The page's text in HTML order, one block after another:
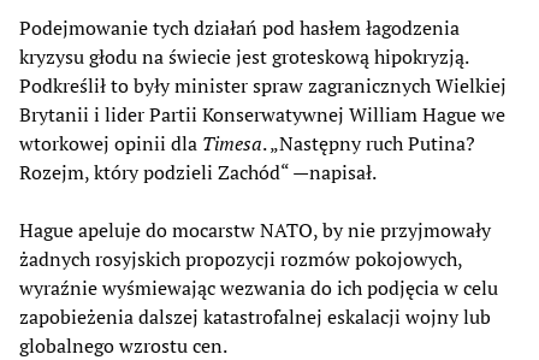
Podejmowanie tych działań pod hasłem łagodzenia
kryzysu głodu na świecie jest groteskową hipokryzją.
Podkreślił to były minister spraw zagranicznych Wielkiej
Brytanii i lider Partii Konserwatywnej William Hague we
wtorkowej opinii dla Timesa. „Następny ruch Putina?
Rozejm, który podzieli Zachód“ —napisał.
Hague apeluje do mocarstw NATO, by nie przyjmowały
żadnych rosyjskich propozycji rozmów pokojowych,
wyraźnie wyśmiewając wezwania do ich podjęcia w celu
zapobieżenia dalszej katastrofalnej eskalacji wojny lub
globalnego wzrostu cen.